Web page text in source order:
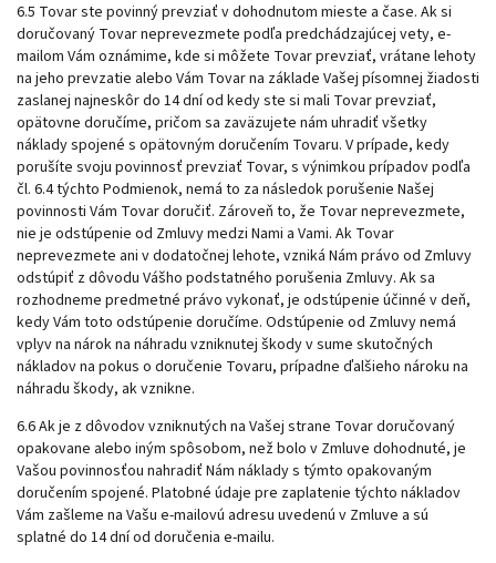
6.5 Tovar ste povinný prevziať v dohodnutom mieste a čase. Ak si
doručovaný Tovar neprevezmete podľa predchádzajúcej vety, e-
mailom Vám oznámime, kde si môžete Tovar prevziať, vrátane lehoty
na jeho prevzatie alebo Vám Tovar na základe Vašej písomnej žiadosti
zaslanej najneskôr do 14 dní od kedy ste si mali Tovar prevziať,
opätovne doručíme, pričom sa zaväzujete nám uhradiť všetky
náklady spojené s opätovným doručením Tovaru. V prípade, kedy
porušíte svoju povinnosť prevziať Tovar, s výnimkou prípadov podľa
čl. 6.4týchto Podmienok, nemá to za následok porušenie Našej
povinnosti Vám Tovar doručiť. Zároveň to, že Tovar neprevezmete,
nie je odstúpenie od Zmluvy medzi Nami a Vami. Ak Tovar
neprevezmete ani v dodatočnej lehote, vzniká Nám právo od Zmluvy
odstúpiť z dôvodu Vášho podstatného porušenia Zmluvy. Ak sa
rozhodneme predmetné právo vykonať, je odstúpenie účinné v deň,
kedy Vám toto odstúpenie doručíme. Odstúpenie od Zmluvy nemá
vplyv na nárok na náhradu vzniknutej škody v sume skutočných
nákladov na pokus o doručenie Tovaru, prípadne ďalšieho nároku na
náhradu škody, ak vznikne.
6.6 Ak je z dôvodov vzniknutých na Vašej strane Tovar doručovaný
opakovane alebo iným spôsobom, než bolo v Zmluve dohodnuté, je
Vašou povinnosťou nahradiť Nám náklady s týmto opakovaným
doručením spojené. Platobné údaje pre zaplatenie týchto nákladov
Vám zašleme na Vašu e-mailovú adresu uvedenú v Zmluve a sú
splatné do 14 dní od doručenia e-mailu.